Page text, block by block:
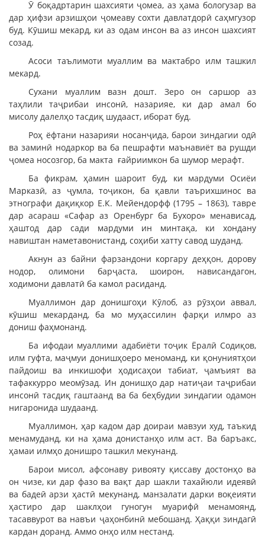
Ӯ боқадртарин шахсияти ҷомеа, аз ҳама бологузар ва
дар ҳифзи арзишҳои ҷомеаву сохти давлатдорӣ саҳмгузор
буд. Кӯшиш мекард, ки аз одам инсон ва аз инсон шахсият
созад.
Асоси таълимоти муаллим ва мактабро илм ташкил
мекард.
Сухани муаллим вазн дошт. Зеро он саршор аз
таҳлили таҷрибаи инсонӣ, назарияе, ки дар амал бо
мисолу далелҳо тасдиқ шудааст, иборат буд.
Роҳ ёфтани назарияи носанҷида, барои зиндагии одӣ
ва заминӣ нодаркор ва ба пешрафти маънавиёт ва рушди
ҷомеа носозгор, ба макта ғайриимкон ба шумор мерафт.
Ба фикрам, ҳамин шароит буд, ки мардуми Осиёи
Марказӣ, аз ҷумла, тоҷикон, ба қавли таърихшинос ва
этнографи дақиқкор Е.К. Мейендорфф (1795 – 1863), тавре
дар асараш «Сафар аз Оренбург ба Бухоро» менависад,
ҳаштод дар сади мардуми ин минтақа, ки хондану
навиштан наметавонистанд, соҳиби хатту савод шуданд.
Акнун аз байни фарзандони коргару деҳқон, дорову
нодор, олимони барҷаста, шоирон, нависандагон,
ходимони давлатӣ ба камол расиданд.
Муаллимон дар донишгоҳи Кӯлоб, аз рӯзҳои аввал,
кӯшиш мекарданд, ба мо муҳассилин фарқи илмро аз
дониш фаҳмонанд.
Ба ифодаи муаллими адабиёти тоҷик Ёралӣ Содиқов,
илм гуфта, маҷмуи донишҳоеро меноманд, ки қонуниятҳои
пайдоиш ва инкишофи ҳодисаҳои табиат, ҷамъият ва
тафаккурро меомӯзад. Ин донишҳо дар натиҷаи таҷрибаи
инсонӣ тасдиқ гаштаанд ва ба беҳбудии зиндагии одамон
нигаронида шудаанд.
Муаллимон, ҳар кадом дар доираи мавзуи худ, таъкид
менамуданд, ки на ҳама донистанҳо илм аст. Ва баръакс,
ҳамаи илмҳо донишро ташкил мекунанд.
Барои мисол, афсонаву ривояту қиссаву достонҳо ва
он чизе, ки дар фазо ва вақт дар шакли тахайюли идеявӣ
ва бадеӣ арзи ҳастӣ мекунанд, манзалати дарки воқеияти
ҳастиро дар шаклҳои гуногун муарифӣ менамоянд,
тасаввурот ва навъи ҷаҳонбинӣ мебошанд. Ҳаққи зиндагӣ
кардан доранд. Аммо онҳо илм нестанд.